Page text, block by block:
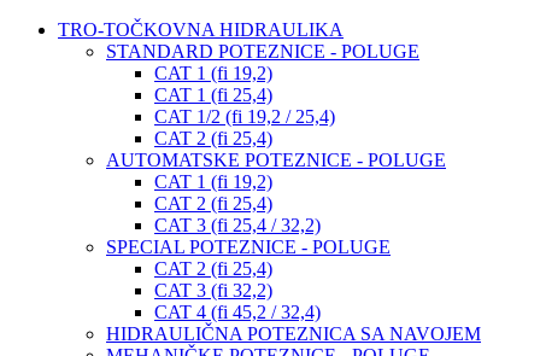
TRO-TOČKOVNA HIDRAULIKA
STANDARD POTEZNICE - POLUGE
CAT 1 (fi 19,2)
CAT 1 (fi 25,4)
CAT 1/2 (fi 19,2 / 25,4)
CAT 2 (fi 25,4)
AUTOMATSKE POTEZNICE - POLUGE
CAT 1 (fi 19,2)
CAT 2 (fi 25,4)
CAT 3 (fi 25,4 / 32,2)
SPECIAL POTEZNICE - POLUGE
CAT 2 (fi 25,4)
CAT 3 (fi 32,2)
CAT 4 (fi 45,2 / 32,4)
HIDRAULIČNA POTEZNICA SA NAVOJEM